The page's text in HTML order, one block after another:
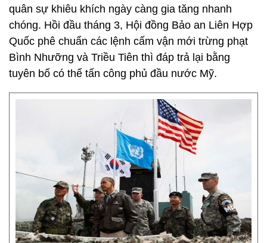
quân sự khiêu khích ngày càng gia tăng nhanh
chóng. Hồi đầu tháng 3, Hội đồng Bảo an Liên Hợp
Quốc phê chuẩn các lệnh cấm vận mới trừng phạt
Bình Nhưỡng và Triều Tiên thì đáp trả lại bằng
tuyên bố có thể tấn công phủ đầu nước Mỹ.